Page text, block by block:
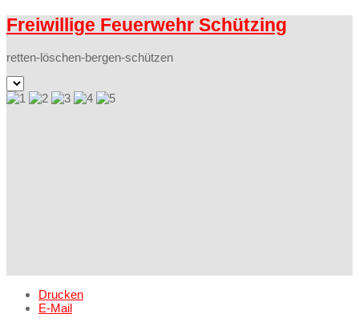
Freiwillige Feuerwehr Schützing
retten-löschen-bergen-schützen
Drucken
E-Mail